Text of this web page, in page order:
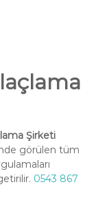
Şirketi
görülen tüm
0543 867